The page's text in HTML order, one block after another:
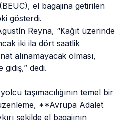
el bagajına getirilen
gösterdi.
Reyna, “Kağıt üzerinde
iki ila dört saatlik
alınamayacak olması,
gidiş,” dedi.
taşımacılığının temel bir
**Avrupa Adalet
şekilde el bagajının